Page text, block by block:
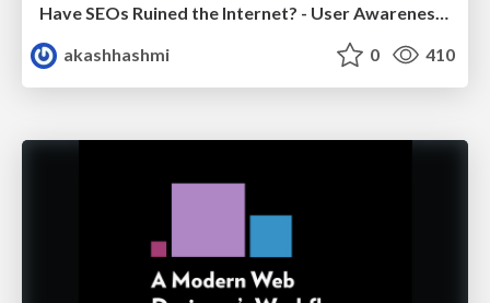
Have SEOs Ruined the Internet? - User Awareness of SEO in 2025
akashhashmi
0 410